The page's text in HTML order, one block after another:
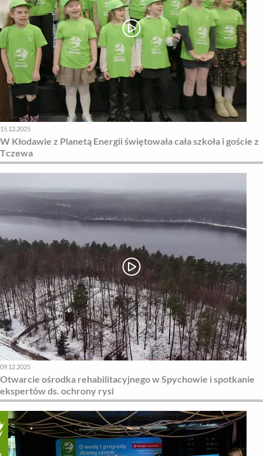
15.12.2025
W Kłodawie z Planetą Energii świętowała cała szkoła i goście z
Tczewa
09.12.2025
Otwarcie ośrodka rehabilitacyjnego w Spychowie i spotkanie
ekspertów ds. ochrony rysi